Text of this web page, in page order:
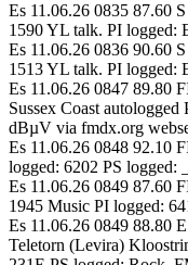
Es 11.06.26 0835 87.60
1590 YL talk. PI logged:
Es 11.06.26 0836 90.60
1513 YL talk. PI logged:
Es 11.06.26 0847 89.80
Sussex Coast
dBµV via fmdx.org
Es 11.06.26 0848 92.10
logged: 6202 PS logged:
Es 11.06.26 0849 87.60
1945 Music PI logged:
Es 11.06.26 0849 88.80
Teletorn (Levira)